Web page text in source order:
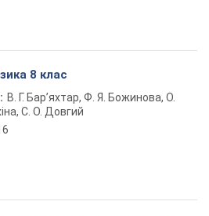
8 клас
В. Г. Бар’яхтар, Ф. Я. Божинова, О.
С. О. Довгий